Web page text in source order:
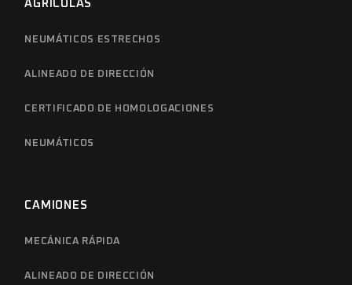
AGRÍCOLAS
NEUMÁTICOS ESTRECHOS
ALINEADO DE DIRECCIÓN
CERTIFICADO DE HOMOLOGACIONES
NEUMÁTICOS
CAMIONES
MECÁNICA RÁPIDA
ALINEADO DE DIRECCIÓN